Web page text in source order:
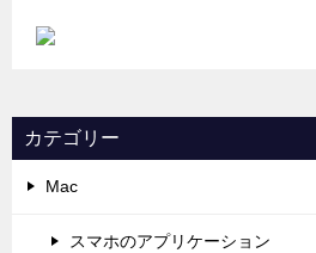
カテゴリー
Mac
スマホのアプリケーション